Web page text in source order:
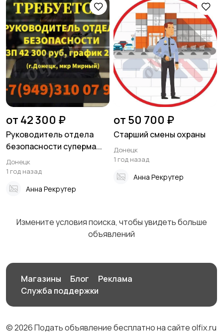
Образование и наука Офисный персонал16
Перевозки, склад,
закупки17
Продажи8
Производство
Рестораны и
общепит28
Сельское хозяйство1 Спорт и красота3
Страхование
Строительство и
от 42 300 ₽
Руководитель отдела
безопасности суперма...
Донецк
1 год назад
Анна Рекрутер
от 50 700 ₽
Старший смены охраны
Донецк
1 год назад
Анна Рекрутер
Измените условия поиска, чтобы увидеть больше
объявлений
Магазины Блог
Реклама
Служба поддержки
© 2026 Подать объявление бесплатно на сайте olfix.ru